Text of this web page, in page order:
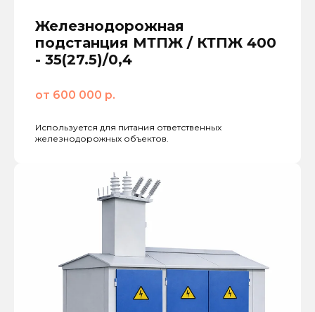
Железнодорожная
подстанция МТПЖ / КТПЖ 400
- 35(27.5)/0,4
от 600 000 р.
Используется для питания ответственных
железнодорожных объектов.